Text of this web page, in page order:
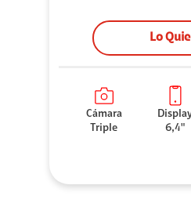
Lo
Cámara
Triple
6,4"